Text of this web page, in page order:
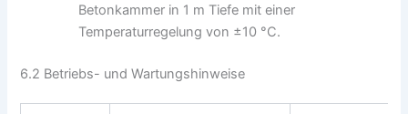
Betonkammer in 1 m Tiefe mit einer
Temperaturregelung von ±10 °C.
6.2 Betriebs- und Wartungshinweise